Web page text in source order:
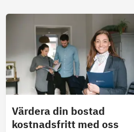
Värdera din bostad
kostnadsfritt med oss